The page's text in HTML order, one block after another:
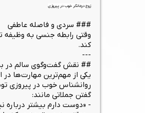
زوج درمانگر خوب در پیروزی
### سردی و فاصله عاطفی
وقتی رابطه جنسی به وظیفه
کند.
---
## نقش گفت‌وگوی سالم در
یکی از مهم‌ترین مهارت‌ها
روانشناس خوب در پیروزی
گفتن جملاتی مانند:
- «دوست دارم بیشتر درباره